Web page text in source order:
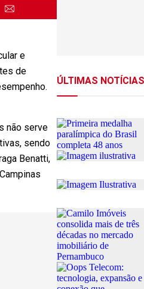
e
de
não serve
sendo
Benatti,